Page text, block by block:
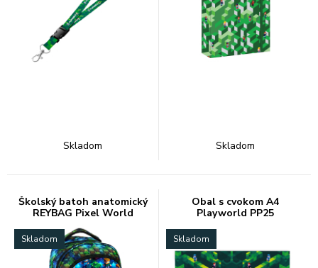
Skladom Skladom
Školský batoh anatomický
REYBAG Pixel World
Skladom
Obal s cvokom A4
Playworld PP25
Skladom